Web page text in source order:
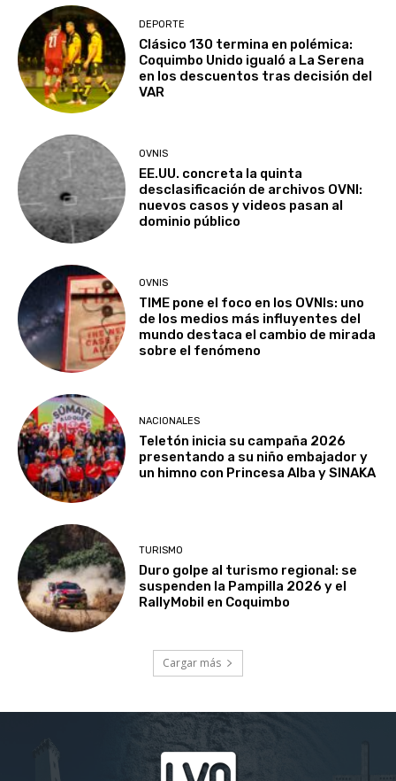
DEPORTE
Clásico 130 termina en polémica:
Coquimbo Unido igualó a La Serena
en los descuentos tras decisión del
VAR
OVNIS
EE.UU. concreta la quinta
desclasificación de archivos OVNI:
nuevos casos y videos pasan al
dominio público
OVNIS
TIME pone el foco en los OVNIs: uno
de los medios más influyentes del
mundo destaca el cambio de mirada
sobre el fenómeno
NACIONALES
Teletón inicia su campaña 2026
presentando a su niño embajador y
un himno con Princesa Alba y SINAKA
TURISMO
Duro golpe al turismo regional: se
suspenden la Pampilla 2026 y el
RallyMobil en Coquimbo
Cargar más